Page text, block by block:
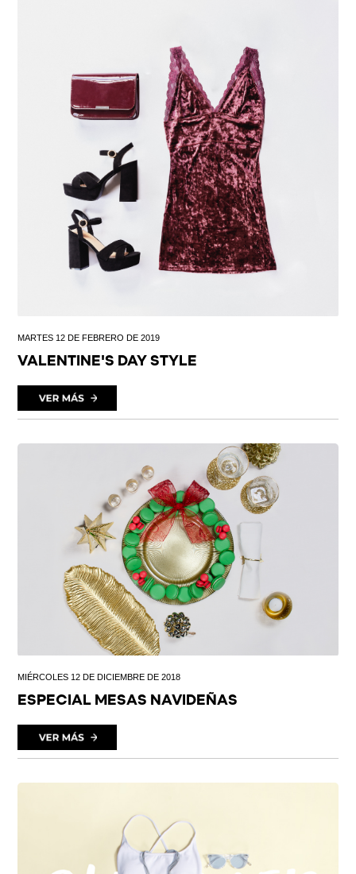
MARTES 12 DE FEBRERO DE 2019
VALENTINE'S DAY STYLE
MIÉRCOLES 12 DE DICIEMBRE DE 2018
ESPECIAL MESAS NAVIDEÑAS